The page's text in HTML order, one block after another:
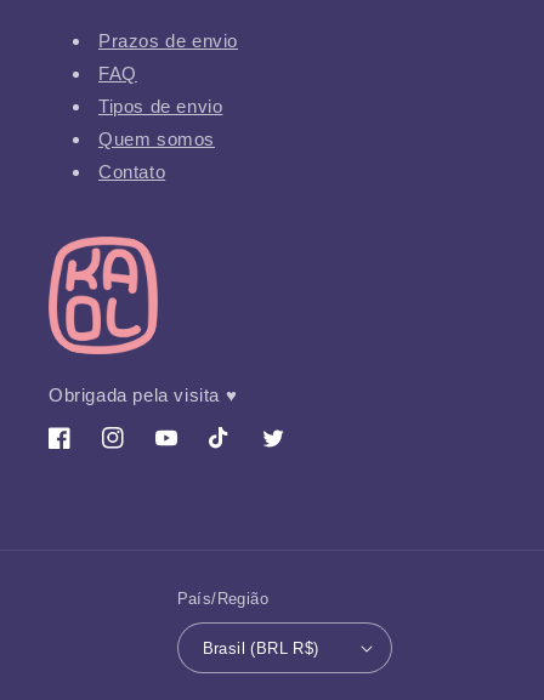
Prazos de envio
FAQ
Tipos de envio
Quem somos
Contato
Obrigada pela visita ♥
FacebookInstagramYouTubeTikTok Twitter
País/Região
Brasil (BRL R$)